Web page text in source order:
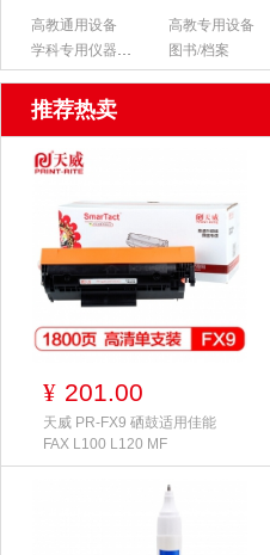
高教通用设备
高教专用设备
学科专用仪器设备
图书/档案
推荐热卖
¥ 201.00
天威 PR-FX9 硒鼓适用佳能
FAX L100 L120 MF